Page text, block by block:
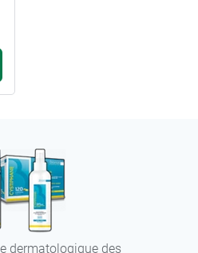
dermatologique des